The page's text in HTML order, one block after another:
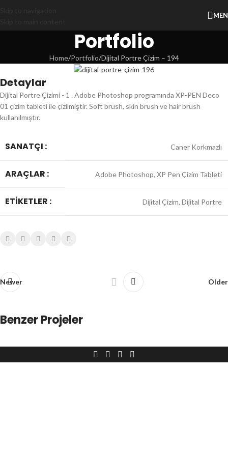
Portfolio
Home Portfolio Dijital Portre Çizim – 194
Detaylar
Dijital Portre Çizimi - 1 . Adobe Photoshop programında XP-PEN Deco
01 çizim tableti ile çizilmiştir. Soft brush, skin brush ve hair brush
kullanılmıştır.
SANATÇI : Caner Korkmazlı
ARAÇLAR : Adobe Photoshop, XP Pen Çizim Tableti
ETIKETLER : Dijital Çizim, Dijital Portre
Newer Older
Benzer Projeler